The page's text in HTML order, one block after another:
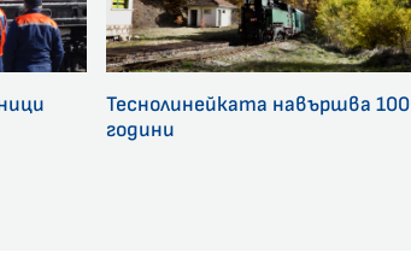
Теснолинейката навършва 100
години